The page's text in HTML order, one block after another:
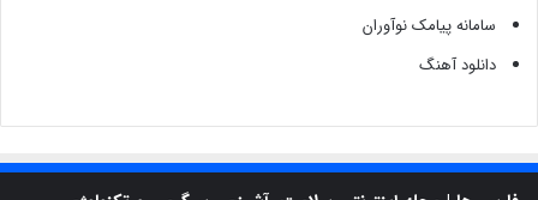
سامانه پیامک نوآوران
دانلود آهنگ